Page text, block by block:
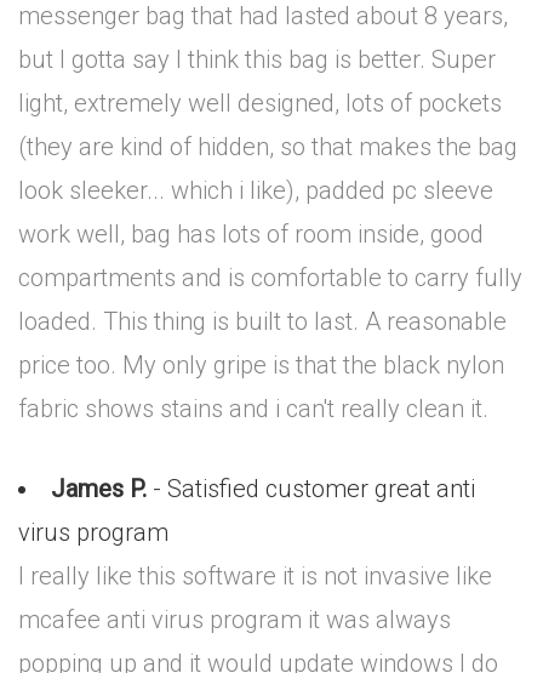
messenger bag that had lasted about 8 years,
but I gotta say I think this bag is better. Super
light, extremely well designed, lots of pockets
(they are kind of hidden, so that makes the bag
look sleeker... which i like), padded pc sleeve
work well, bag has lots of room inside, good
compartments and is comfortable to carry fully
loaded. This thing is built to last. A reasonable
price too. My only gripe is that the black nylon
fabric shows stains and i can't really clean it.
James P. - Satisfied customer great anti
virus program
I really like this software it is not invasive like
mcafee anti virus program it was always
popping up and it would update windows I do